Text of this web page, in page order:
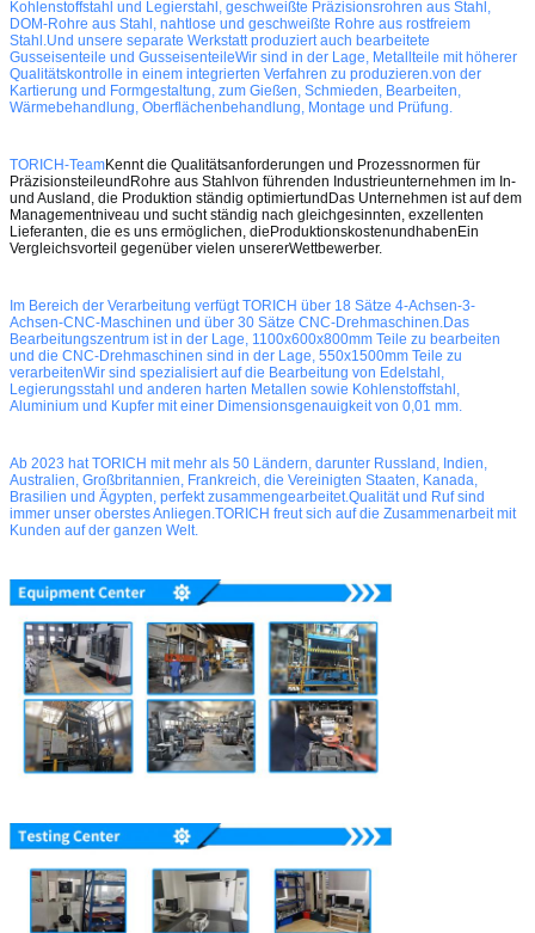
Kohlenstoffstahl und Legierstahl, geschweißte Präzisionsrohren aus Stahl,
DOM-Rohre aus Stahl, nahtlose und geschweißte Rohre aus rostfreiem
Stahl.Und unsere separate Werkstatt produziert auch bearbeitete
Gusseisenteile und GusseisenteileWir sind in der Lage, Metallteile mit höherer
Qualitätskontrolle in einem integrierten Verfahren zu produzieren.von der
Kartierung und Formgestaltung, zum Gießen, Schmieden, Bearbeiten,
Wärmebehandlung, Oberflächenbehandlung, Montage und Prüfung.
TORICH-TeamKennt die Qualitätsanforderungen und Prozessnormen für
Präzisionsteileund Rohre aus Stahl von führenden Industrieunternehmen im In-
und Ausland, die Produktion ständig optimiertund Das Unternehmen ist auf dem
Managementniveau und sucht ständig nach gleichgesinnten, exzellenten
Lieferanten, die es uns ermöglichen, die Produktionskostenund haben Ein
Vergleichsvorteil gegenüber vielen unsererWettbewerber.
Im Bereich der Verarbeitung verfügt TORICH über 18 Sätze 4-Achsen-3-
Achsen-CNC-Maschinen und über 30 Sätze CNC-Drehmaschinen.Das
Bearbeitungszentrum ist in der Lage, 1100x600x800mm Teile zu bearbeiten
und die CNC-Drehmaschinen sind in der Lage, 550x1500mm Teile zu
verarbeitenWir sind spezialisiert auf die Bearbeitung von Edelstahl,
Legierungsstahl und anderen harten Metallen sowie Kohlenstoffstahl,
Aluminium und Kupfer mit einer Dimensionsgenauigkeit von 0,01 mm.
Ab 2023 hat TORICH mit mehr als 50 Ländern, darunter Russland, Indien,
Australien, Großbritannien, Frankreich, die Vereinigten Staaten, Kanada,
Brasilien und Ägypten, perfekt zusammengearbeitet.Qualität und Ruf sind
immer unser oberstes Anliegen.TORICH freut sich auf die Zusammenarbeit mit
Kunden auf der ganzen Welt.